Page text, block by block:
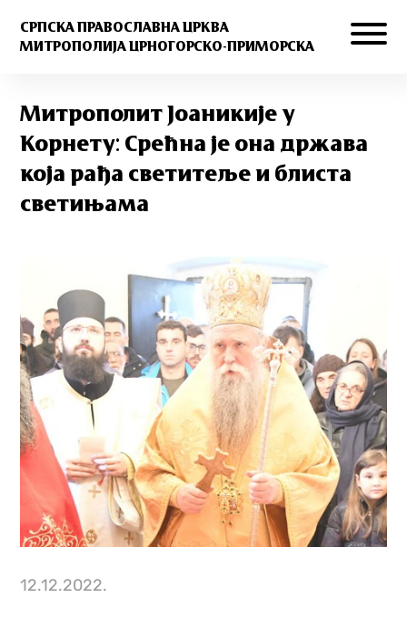
СРПСКА ПРАВОСЛАВНА ЦРКВА
МИТРОПОЛИЈА ЦРНОГОРСКО-ПРИМОРСКА
Митрополит Јоаникије у
Корнету: Срећна је она држава
која рађа светитеље и блиста
светињама
12.12.2022.